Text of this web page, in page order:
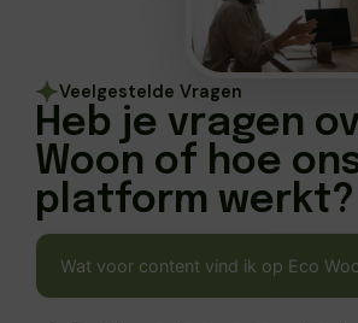
Veelgestelde Vragen
Heb je vragen
Woon of hoe
platform werkt?
Wat voor content vind ik op Eco